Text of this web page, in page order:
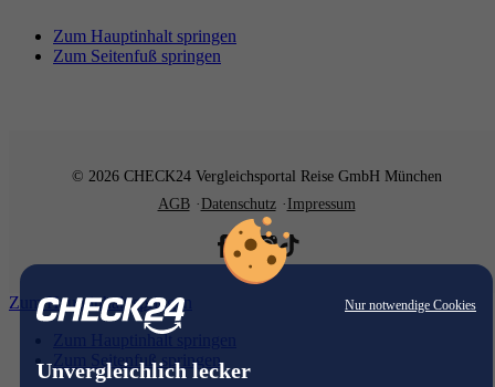
Nur notwendige Cookies
Unvergleichlich lecker
Zum Hauptinhalt springen
Zum Seitenfuß springen
© 2026 CHECK24 Vergleichsportal Reise GmbH München
AGB
Datenschutz Impressum
Zum Hauptinhalt springen
Zum Hauptinhalt springen
Zum Seitenfuß springen